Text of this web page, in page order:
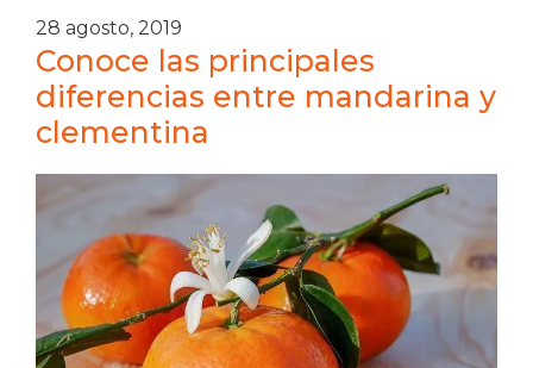
28 agosto, 2019
Conoce las principales
diferencias entre mandarina y
clementina